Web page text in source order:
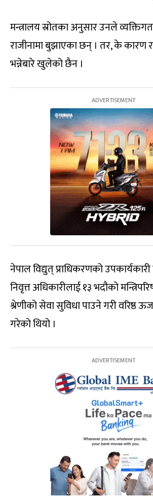
मन्त्रालय स्रोतका अनुसार उनले
राजीनामा बुझाएका छन् । तर, के कारण
भन्नेबारे खुलेको छैन ।
नेपाल विद्युत् प्राधिकरणको
निवृत्त अधिकारीलाई १३ भदौको
श्रेणीको सेवा सुविधा पाउने गरी वरिष्ठ
गरेको थियो ।